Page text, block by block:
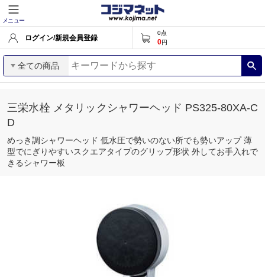
メニュー
ログイン/新規会員登録
0点
0円
全ての商品
三栄水栓 メタリックシャワーヘッド PS325-80XA-C
D
めっき調シャワーヘッド 低水圧で勢いのない所でも勢いアップ 薄
型でにぎりやすいスクエアタイプのグリップ形状 外してお手入れで
きるシャワー板